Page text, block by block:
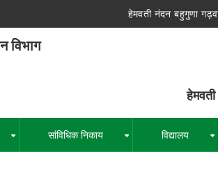
हेमवती नंदन बहुगुणा
विभाग
हेमवती नंदन बहुगुणा
एक केंद्रीय
सांविधिक निकाय विद्यालय